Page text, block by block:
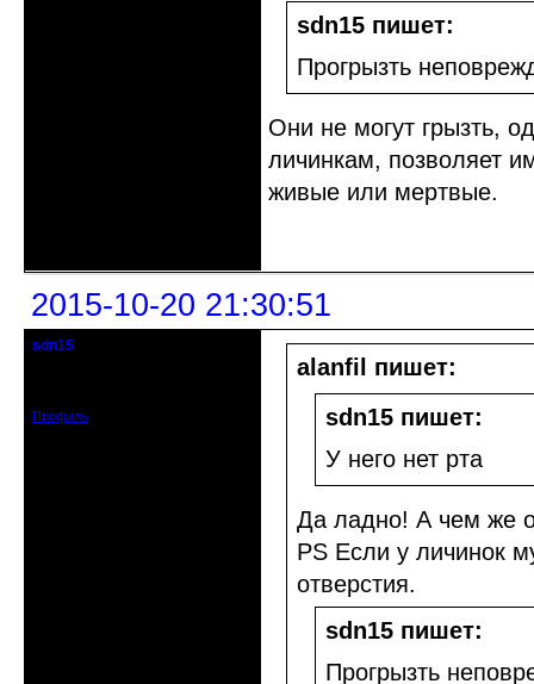
sdn15 пишет:
Прогрызть
Они не могут грызть,
личинкам, позволяет
живые или мертвые.
2015-10-20 21:30:51
sdn15
Профиль
alanfil пишет:
sdn15 пишет:
У него нет рта
Да ладно! А чем же
PS Если у личинок
отверстия.
sdn15 пишет:
Прогрызть